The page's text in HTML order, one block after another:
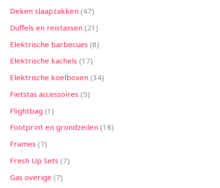
Deken slaapzakken 47
Duffels en reistassen 21
Elektrische barbecues 8
Elektrische kachels 17
Elektrische koelboxen 34
Fietstas accessoires 5
Flightbag 1
Footprint en grondzeilen 18
Frames 7
Fresh Up Sets 7
Gas overige 7